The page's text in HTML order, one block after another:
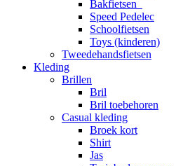
Bakfietsen
Speed Pedelec
Schoolfietsen
Toys (kinderen)
Tweedehandsfietsen
Kleding
Brillen
Bril
Bril toebehoren
Casual kleding
Broek kort
Shirt
Jas